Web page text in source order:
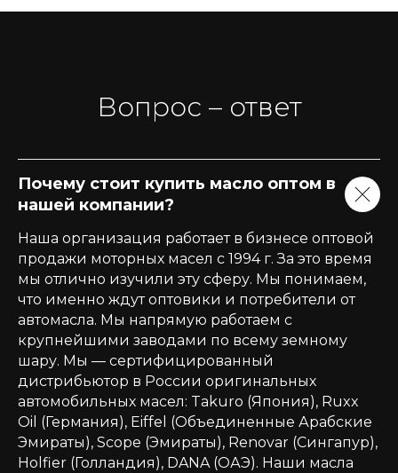
Вопрос – ответ
Почему стоит купить масло оптом в
нашей компании?
Наша организация работает в бизнесе оптовой
продажи моторных масел с 1994 г. За это время
мы отлично изучили эту сферу. Мы понимаем,
что именно ждут оптовики и потребители от
автомасла. Мы напрямую работаем с
крупнейшими заводами по всему земному
шару. Мы — сертифицированный
дистрибьютор в России оригинальных
автомобильных масел: Takuro (Япония), Ruxx
Oil (Германия), Eiffel (Объединенные Арабские
Эмираты), Scope (Эмираты), Renovar (Сингапур),
Holfier (Голландия), DANA (ОАЭ). Наши масла